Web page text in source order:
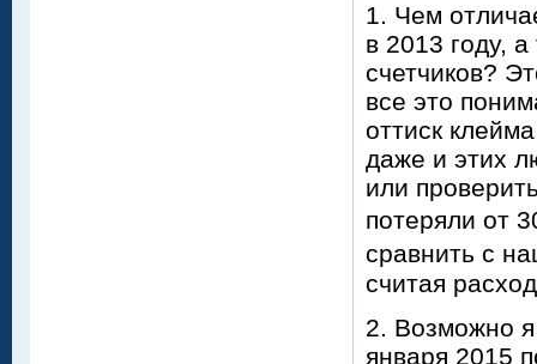
1. Чем
в 2013 году,
счетчиков?
все это
оттиск
даже и этих
или
потеряли от
сравнить с
считая
2. Возможно
января 2015